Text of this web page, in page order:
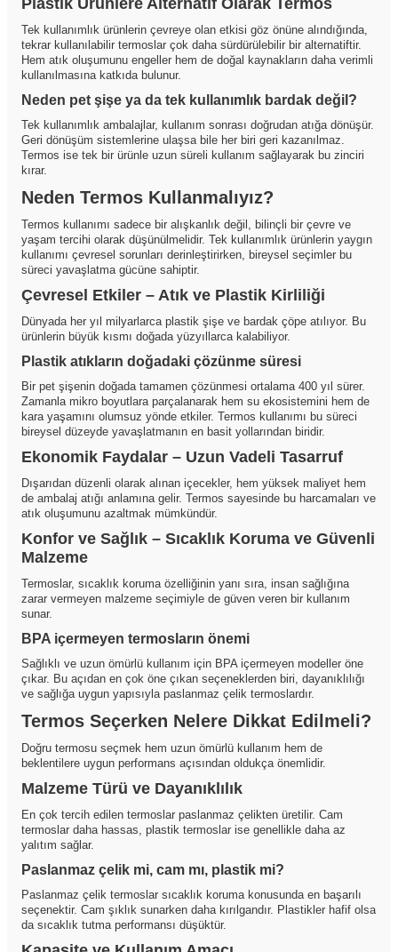
Tek kullanımlık ürünlerin çevreye olan etkisi göz önüne alındığında,
tekrar kullanılabilir termoslar çok daha sürdürülebilir bir alternatiftir.
Hem atık oluşumunu engeller hem de doğal kaynakların daha verimli
kullanılmasına katkıda bulunur.
Neden pet şişe ya da tek kullanımlık bardak değil?
Tek kullanımlık ambalajlar, kullanım sonrası doğrudan atığa dönüşür.
Geri dönüşüm sistemlerine ulaşsa bile her biri geri kazanılmaz.
Termos ise tek bir ürünle uzun süreli kullanım sağlayarak bu zinciri
kırar.
Neden Termos Kullanmalıyız?
Termos kullanımı sadece bir alışkanlık değil, bilinçli bir çevre ve
yaşam tercihi olarak düşünülmelidir. Tek kullanımlık ürünlerin yaygın
kullanımı çevresel sorunları derinleştirirken, bireysel seçimler bu
süreci yavaşlatma gücüne sahiptir.
Çevresel Etkiler – Atık ve Plastik Kirliliği
Dünyada her yıl milyarlarca plastik şişe ve bardak çöpe atılıyor. Bu
ürünlerin büyük kısmı doğada yüzyıllarca kalabiliyor.
Plastik atıkların doğadaki çözünme süresi
Bir pet şişenin doğada tamamen çözünmesi ortalama 400 yıl sürer.
Zamanla mikro boyutlara parçalanarak hem su ekosistemini hem de
kara yaşamını olumsuz yönde etkiler. Termos kullanımı bu süreci
bireysel düzeyde yavaşlatmanın en basit yollarından biridir.
Ekonomik Faydalar – Uzun Vadeli Tasarruf
Dışarıdan düzenli olarak alınan içecekler, hem yüksek maliyet hem
de ambalaj atığı anlamına gelir. Termos sayesinde bu harcamaları ve
atık oluşumunu azaltmak mümkündür.
Konfor ve Sağlık – Sıcaklık Koruma ve Güvenli
Malzeme
Termoslar, sıcaklık koruma özelliğinin yanı sıra, insan sağlığına
zarar vermeyen malzeme seçimiyle de güven veren bir kullanım
sunar.
BPA içermeyen termosların önemi
Sağlıklı ve uzun ömürlü kullanım için BPA içermeyen modeller öne
çıkar. Bu açıdan en çok öne çıkan seçeneklerden biri, dayanıklılığı
ve sağlığa uygun yapısıyla paslanmaz çelik termoslardır.
Termos Seçerken Nelere Dikkat Edilmeli?
Doğru termosu seçmek hem uzun ömürlü kullanım hem de
beklentilere uygun performans açısından oldukça önemlidir.
Malzeme Türü ve Dayanıklılık
En çok tercih edilen termoslar paslanmaz çelikten üretilir. Cam
termoslar daha hassas, plastik termoslar ise genellikle daha az
yalıtım sağlar.
Paslanmaz çelik mi, cam mı, plastik mi?
Paslanmaz çelik termoslar sıcaklık koruma konusunda en başarılı
seçenektir. Cam şıklık sunarken daha kırılgandır. Plastikler hafif olsa
da sıcaklık tutma performansı düşüktür.